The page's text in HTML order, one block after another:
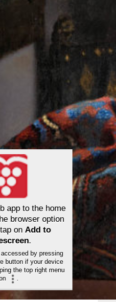
app to the home
browser option
on Add to
.
by pressing
button if your device
the top right menu
.